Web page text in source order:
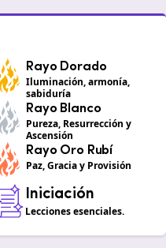
Rayo Dorado
Iluminación, armonía,
sabiduría
Rayo Blanco
Pureza, Resurrección y
Ascensión
Rayo Oro Rubí
Paz, Gracia y Provisión
Iniciación
Lecciones esenciales.